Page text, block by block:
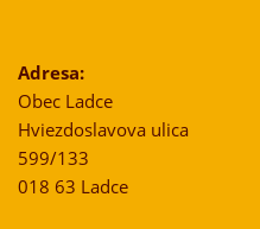
Adresa:
Obec Ladce
Hviezdoslavova ulica
599/133
018 63 Ladce